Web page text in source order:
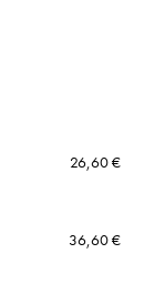
26,60 €
36,60 €